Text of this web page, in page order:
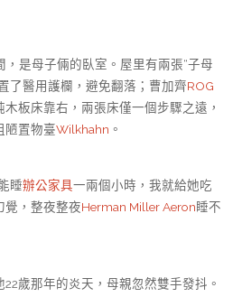
是母子倆的臥室。屋里有兩張“子母
了醫用護欄，避免翻落；曹加齊ROG
木板床靠右，兩張床僅一個步驟之遠，
陋置物臺Wilkhahn 。
睡辦公家具一兩個小時，我就給她吃
覺，整夜整夜Herman Miller Aeron睡不
歲那年的炎天，母親忽然雙手發抖。